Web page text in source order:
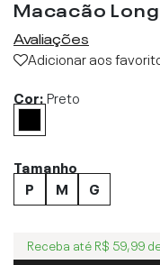
Macacão
Avaliações
Adicionar aos
Cor:Preto
Tamanho
P
M G
Receba até R$ 59,99